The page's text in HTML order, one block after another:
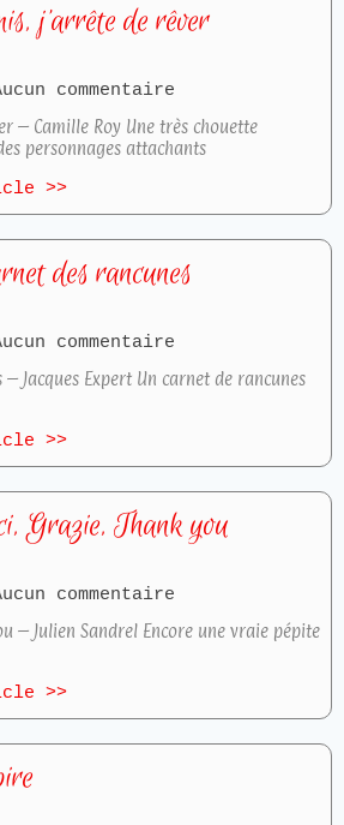
j’arrête de rêver
commentaire
– Camille Roy Une très chouette
personnages attachants
>>
des rancunes
commentaire
– Jacques Expert Un carnet de rancunes
>>
Grazie, Thank you
commentaire
– Julien Sandrel Encore une vraie pépite
>>